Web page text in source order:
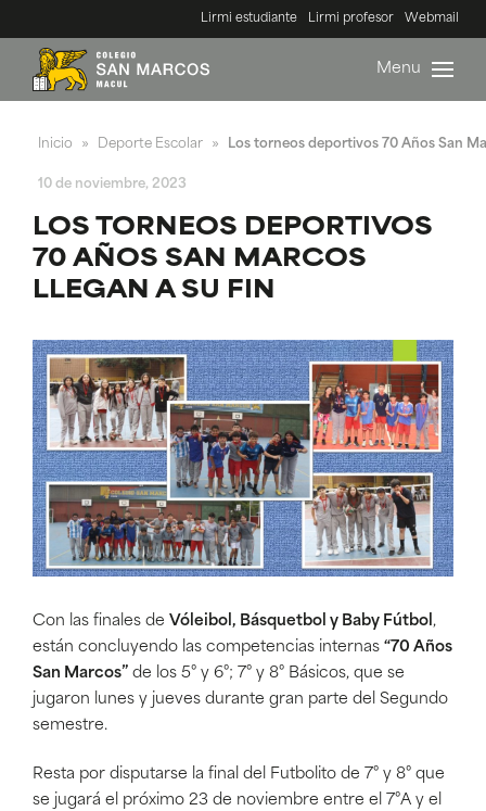
Lirmi estudiante Lirmi profesor Webmail
Menu
Inicio » Deporte Escolar » Los torneos deportivos 70 Años San
10 de noviembre, 2023
LOS TORNEOS DEPORTIVOS
70 AÑOS SAN MARCOS
LLEGAN A SU FIN
Con las finales de Vóleibol, Básquetbol y Baby Fútbol,
están concluyendo las competencias internas “70 Años
San Marcos” de los 5° y 6°; 7° y 8° Básicos, que se
jugaron lunes y jueves durante gran parte del Segundo
semestre.
Resta por disputarse la final del Futbolito de 7° y 8° que
se jugará el próximo 23 de noviembre entre el 7°A y el